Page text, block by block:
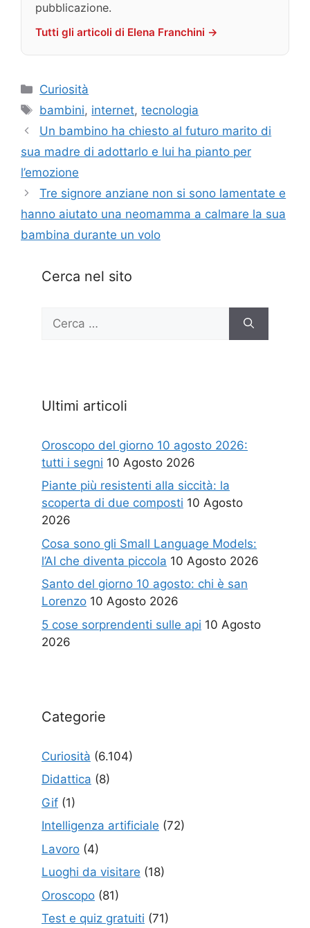
pubblicazione.
Tutti gli articoli di Elena Franchini →
Categorie
Curiosità
Tag
bambini, internet,tecnologia
Un bambino ha chiesto al futuro marito di
sua madre di adottarlo e lui ha pianto per
l’emozione
Tre signore anziane non si sono lamentate e
hanno aiutato una neomamma a calmare la sua
bambina durante un volo
Cerca nel sito
per:
Ultimi articoli
Oroscopo del giorno 10 agosto 2026:
tutti i segni 10 Agosto 2026
Piante più resistenti alla siccità: la
scoperta di due composti 10 Agosto
2026
Cosa sono gli Small Language Models:
l’AI che diventa piccola 10 Agosto 2026
Santo del giorno 10 agosto: chi è san
Lorenzo 10 Agosto 2026
5 cose sorprendenti sulle api 10 Agosto
2026
Categorie
Curiosità (6.104)
Didattica (8)
Gif (1)
Intelligenza artificiale (72)
Lavoro (4)
Luoghi da visitare (18)
Oroscopo (81)
Test e quiz gratuiti (71)